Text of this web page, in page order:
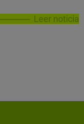
Leer noticia